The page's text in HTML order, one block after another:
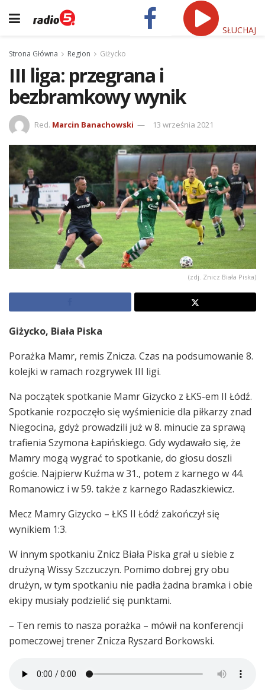
SŁUCHAJ
Strona Główna Region Giżycko
III liga: przegrana i
bezbramkowy wynik
Red. Marcin Banachowski 13 września 2021
(zdj. Znicz Biała Piska)
Giżycko, Biała Piska
Porażka Mamr, remis Znicza. Czas na podsumowanie 8.
kolejki w ramach rozgrywek III ligi.
Na początek spotkanie Mamr Gizycko z ŁKS-em II Łódź.
Spotkanie rozpoczęło się wyśmienicie dla piłkarzy znad
Niegocina, gdyż prowadzili już w 8. minucie za sprawą
trafienia Szymona Łapińskiego. Gdy wydawało się, że
Mamry mogą wygrać to spotkanie, do głosu doszli
goście. Najpierw Kuźma w 31., potem z karnego w 44.
Romanowicz i w 59. także z karnego Radaszkiewicz.
Mecz Mamry Gizycko – ŁKS II Łódź zakończył się
wynikiem 1:3.
W innym spotkaniu Znicz Biała Piska grał u siebie z
drużyną Wissy Szczuczyn. Pomimo dobrej gry obu
drużyn, w tym spotkaniu nie padła żadna bramka i obie
ekipy musiały podzielić się punktami.
– Ten remis to nasza porażka – mówił na konferencji
pomeczowej trener Znicza Ryszard Borkowski.